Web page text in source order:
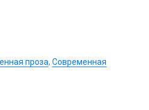
проза, Современная